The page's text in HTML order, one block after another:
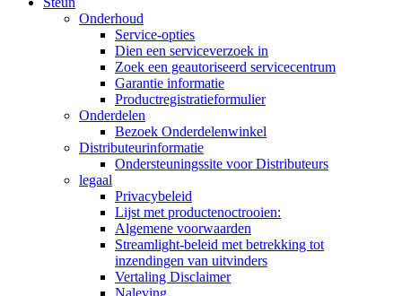
Onderhoud
Service-opties
Dien een serviceverzoek in
Zoek een geautoriseerd servicecentrum
Garantie informatie
Productregistratieformulier
Onderdelen
Bezoek Onderdelenwinkel
Distributeurinformatie
Ondersteuningssite voor Distributeurs
legaal
Privacybeleid
Lijst met productenoctrooien:
Algemene voorwaarden
Streamlight-beleid met betrekking tot
inzendingen van uitvinders
Vertaling Disclaimer